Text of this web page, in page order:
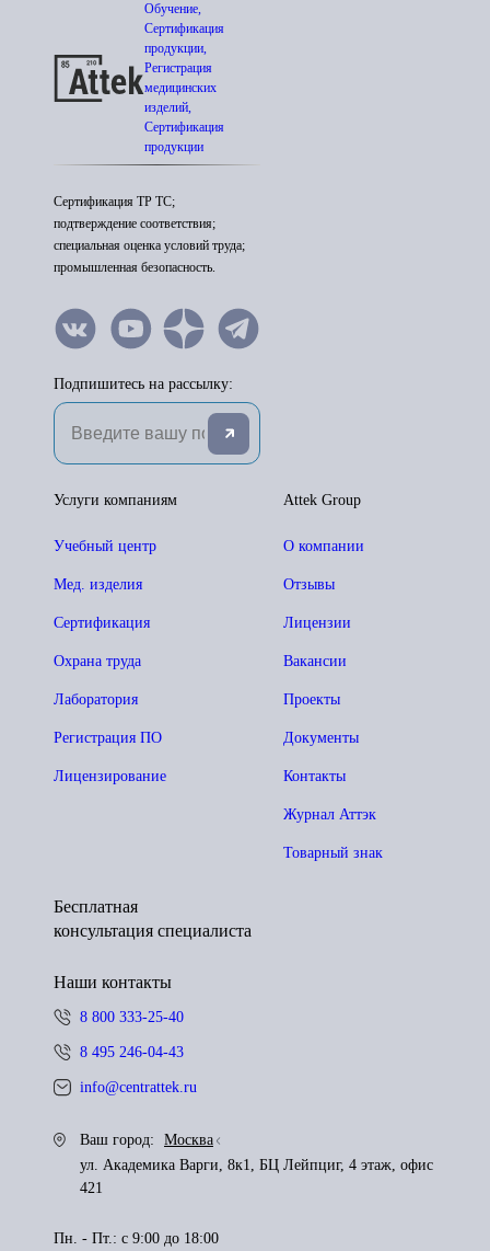
Обучение,
Сертификация
продукции,
Регистрация
медицинских
изделий,
Сертификация
продукции
Сертификация ТР ТС;
подтверждение соответствия;
специальная оценка условий труда;
промышленная безопасность.
Подпишитесь на рассылку:
Attek Group
О компании
Отзывы
Лицензии
Вакансии
Проекты
Документы
Контакты
Журнал Аттэк
Товарный знак
Услуги компаниям
Учебный центр
Мед. изделия
Сертификация
Охрана труда
Лаборатория
Регистрация ПО
Лицензирование
Бесплатная
консультация специалиста
Наши контакты
8 800 333-25-40
8 495 246-04-43
info@centrattek.ru
Ваш город:
Москва
ул. Академика Варги, 8к1, БЦ Лейпциг, 4 этаж, офис
421
Пн. - Пт.: с 9:00 до 18:00